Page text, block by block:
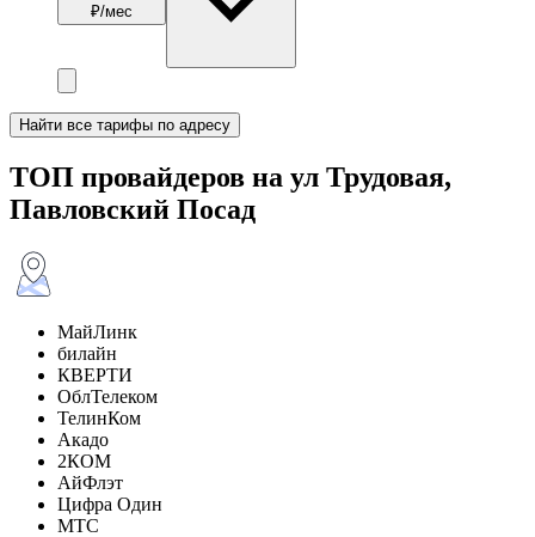
₽/мес
Найти все тарифы по адресу
ТОП провайдеров на ул Трудовая,
Павловский Посад
МайЛинк
билайн
КВЕРТИ
ОблТелеком
ТелинКом
Акадо
2КОМ
АйФлэт
Цифра Один
МТС